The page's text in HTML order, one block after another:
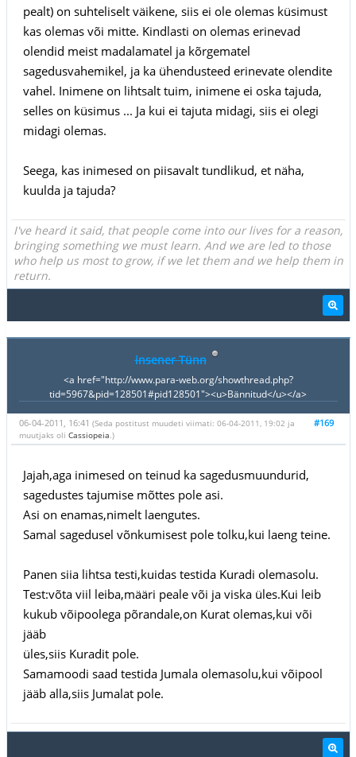
pealt) on suhteliselt väikene, siis ei ole olemas küsimust
kas olemas või mitte. Kindlasti on olemas erinevad
olendid meist madalamatel ja kõrgematel
sagedusvahemikel, ja ka ühendusteed erinevate olendite
vahel. Inimene on lihtsalt tuim, inimene ei oska tajuda,
selles on küsimus ... Ja kui ei tajuta midagi, siis ei olegi
midagi olemas.
Seega, kas inimesed on piisavalt tundlikud, et näha,
kuulda ja tajuda?
I've heard it said, that people come into our lives for a reason,
bringing something we must learn. And we are led to those
who help us most to grow, if we let them and we help them in
return.
insener Tünn
<a href="http://www.para-web.org/showthread.php?
tid=5967&pid=128501#pid128501"><u>Bännitud</u></a>
#169
06-04-2011, 16:41 (Seda postitust muudeti viimati: 06-04-2011, 19:02 ja
muutjaks oli Cassiopeia .)
Jajah,aga inimesed on teinud ka sagedusmuundurid,
sagedustes tajumise mõttes pole asi.
Asi on enamas,nimelt laengutes.
Samal sagedusel võnkumisest pole tolku,kui laeng teine.
Panen siia lihtsa testi,kuidas testida Kuradi olemasolu.
Test:võta viil leiba,määri peale või ja viska üles.Kui leib
kukub võipoolega põrandale,on Kurat olemas,kui või
jääb
üles,siis Kuradit pole.
Samamoodi saad testida Jumala olemasolu,kui võipool
jääb alla,siis Jumalat pole.